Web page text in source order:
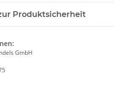
Produktsicherheit
GmbH